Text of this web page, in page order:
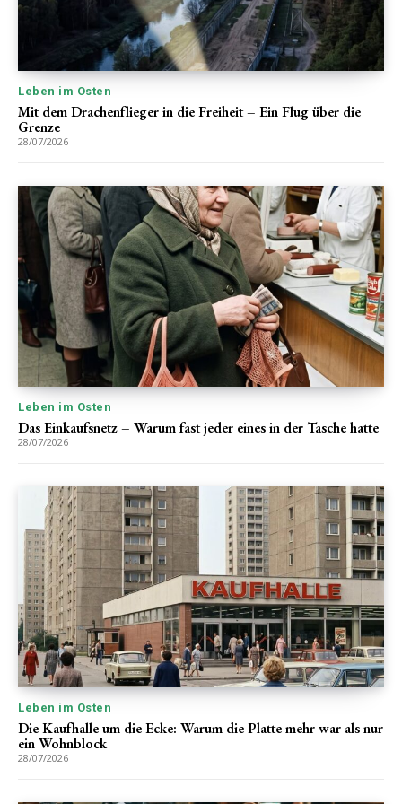
Leben im Osten
Mit dem Drachenflieger in die Freiheit – Ein Flug über die
Grenze
28/07/2026
Leben im Osten
Das Einkaufsnetz – Warum fast jeder eines in der Tasche hatte
28/07/2026
Leben im Osten
Die Kaufhalle um die Ecke: Warum die Platte mehr war als nur
ein Wohnblock
28/07/2026